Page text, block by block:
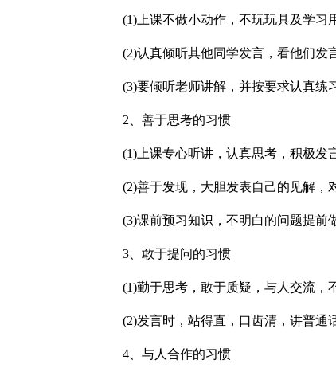
(1)上课不做小动作，不玩玩具及学习用
(2)认真倾听其他同学发言，看他们发言
(3)要倾听老师讲解，并按要求认真练习
2、善于思考的习惯
(1)上课专心听讲，认真思考，积极发言
(2)善于发现，大胆发表自己的见解，对
(3)课前预习知识，不明白的问题提前做
3、敢于提问的习惯
(1)勤于思考，敢于质疑，与人交流，不
(2)发言时，站得直，口齿清，讲普通话
4、与人合作的习惯